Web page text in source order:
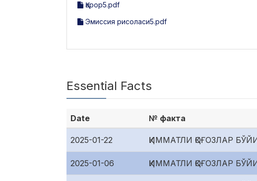
Қарор5.pdf
Эмиссия рисоласи5.pdf
Essential Facts
Date № факта
2025-01-22 ҚИММАТЛИ ҚОҒОЗЛАР
2025-01-06 ҚИММАТЛИ ҚОҒОЗЛАР